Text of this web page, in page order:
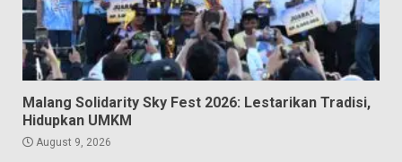
Malang Solidarity Sky Fest 2026: Lestarikan Tradisi,
Hidupkan UMKM
August 9, 2026